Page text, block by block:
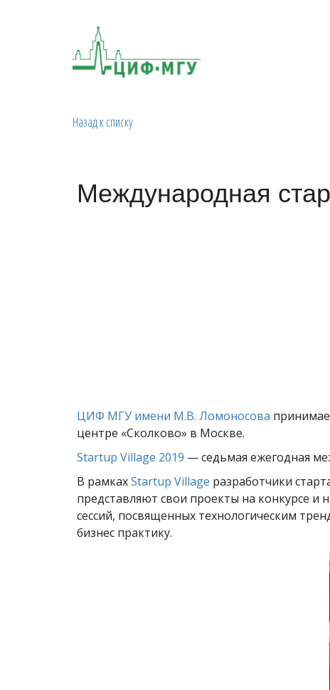
Назад к списку
Международная
ЦИФ МГУ имени М.В. Ломоносова
центре «Сколково» в Москве.
Startup Village 2019 — седьмая ежегодная
В рамкахStartup Village разработчики
представляют свои проекты на конкурсе
сессий, посвященных технологическим
бизнес практику.